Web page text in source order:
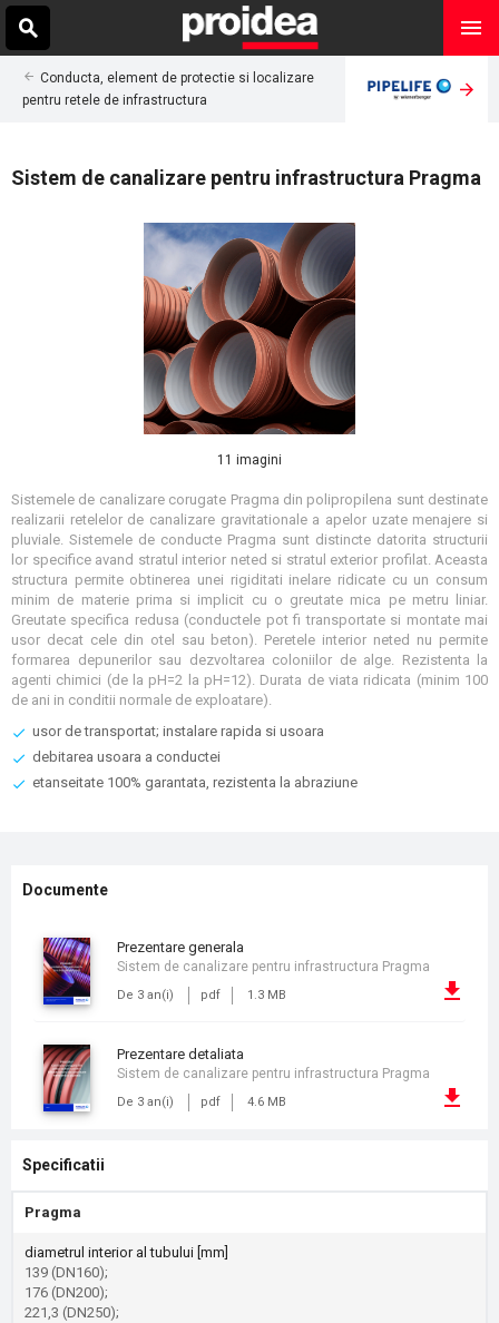
Conducta, element de protectie si localizare
pentru retele de infrastructura
Sistem de canalizare pentru infrastructura Pragma
11 imagini
Sistemele de canalizare corugate Pragma din polipropilena sunt destinate
realizarii retelelor de canalizare gravitationale a apelor uzate menajere si
pluviale. Sistemele de conducte Pragma sunt distincte datorita structurii
lor specifice avand stratul interior neted si stratul exterior profilat. Aceasta
structura permite obtinerea unei rigiditati inelare ridicate cu un consum
minim de materie prima si implicit cu o greutate mica pe metru liniar.
Greutate specifica redusa (conductele pot fi transportate si montate mai
usor decat cele din otel sau beton). Peretele interior neted nu permite
formarea depunerilor sau dezvoltarea coloniilor de alge. Rezistenta la
agenti chimici (de la pH=2 la pH=12). Durata de viata ridicata (minim 100
de ani in conditii normale de exploatare).
usor de transportat; instalare rapida si usoara
debitarea usoara a conductei
etanseitate 100% garantata, rezistenta la abraziune
Documente
prezentare generala
De 3 an(i) pdf 1.3 MB
Sistem de canalizare pentru infrastructura Pragma
prezentare detaliata
De 3 an(i) pdf 4.6 MB
Sistem de canalizare pentru infrastructura Pragma
Specificatii
Pragma
diametrul interior al tubului [mm]
139 (DN160);
176 (DN200);
221,3 (DN250);